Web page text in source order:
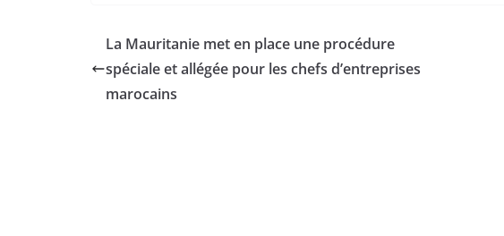
La Mauritanie met en place une procédure
spéciale et allégée pour les chefs d’entreprises
marocains